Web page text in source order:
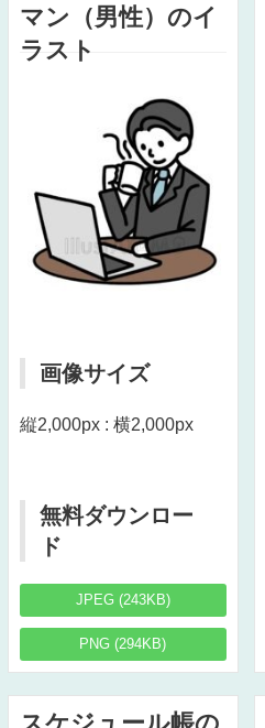
マン（男性）のイ
ラスト
画像サイズ
縦2,000px : 横2,000px
無料ダウンロー
ド
JPEG (243KB)
PNG (294KB)